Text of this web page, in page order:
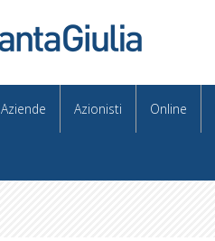
Aziende Azionisti Online